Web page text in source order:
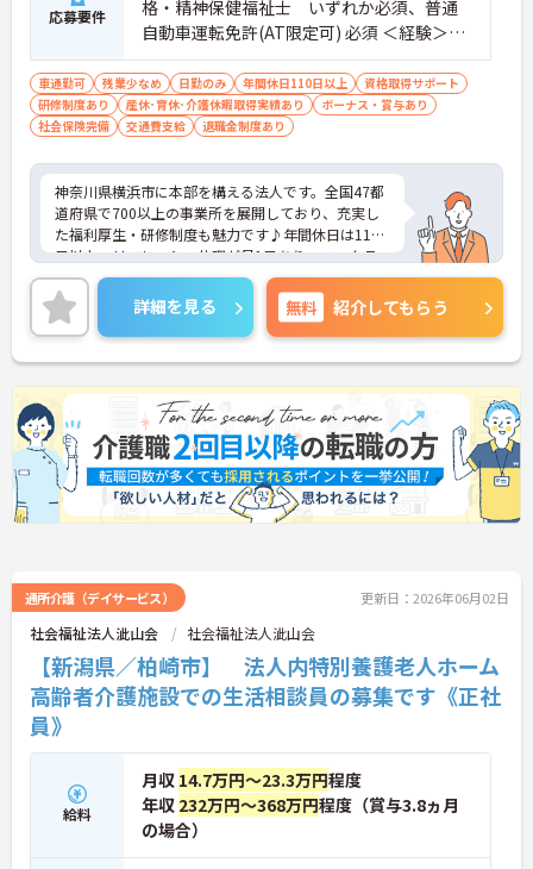
応募要件
格・精神保健福祉士 いずれか必須、普通
自動車運転免許(AT限定可) 必須 ＜経験＞不
問
車通勤可 残業少なめ 日勤のみ 年間休日110日以上
資格取得サポート
研修制度あり
産休･育休･介護休暇取得実績あり
ボーナス・賞与あり
社会保険完備
交通費支給 退職金制度あり
神奈川県横浜市に本部を構える法人です。全国47都
道府県で700以上の事業所を展開しており、充実し
た福利厚生・研修制度も魅力です♪年間休日は110
日以上、リフレッシュ休暇が月1日あり、ワークラ
イフバランスを重視される方にもおすすめです。ご
興味のある方には、面接対策ポイントなど、さらに
詳細をお話しいたしますのでお気軽にご相談くださ
い！
詳細を見る 無料 紹介してもらう
通所介護（デイサービス） 更新日：2026年06月02日
社会福祉法人泚山会 社会福祉法人泚山会
【新潟県／柏崎市】 法人内特別養護老人ホーム
高齢者介護施設での生活相談員の募集です《正社
員》
給料
月収 14.7万円～23.3万円程度
年収 232万円～368万円程度（賞与3.8ヵ月
の場合）